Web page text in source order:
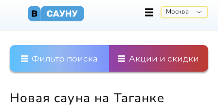
Москва
Фильтр поиска Акции и скидки
Новая сауна на Таганке